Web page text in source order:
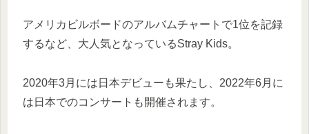
アメリカビルボードのアルバムチャートで1位を記録
するなど、大人気となっているStray Kids。
2020年3月には日本デビューも果たし、2022年6月に
は日本でのコンサートも開催されます。